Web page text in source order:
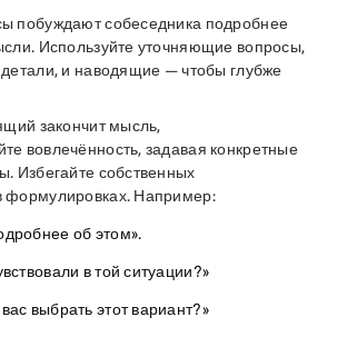
побуждают собеседника подробнее
Используйте уточняющие вопросы,
и наводящие — чтобы глубже
закончит мысль,
вовлечённость, задавая конкретные
Избегайте собственных
формулировках. Например:
об этом».
в той ситуации?»
выбрать этот вариант?»